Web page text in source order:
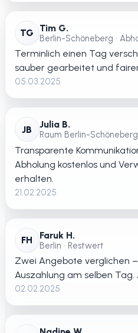
TG Tim G.
Berlin-Schöneberg •
Terminlich einen Tag
sauber gearbeitet und fairer
05.03.2025
JB Julia B.
Raum Berlin-
Transparente
Abholung kostenlos und
erhalten.
21.02.2025
FH Faruk H.
Berlin • Restwert
Zwei Angebote verglichen
Auszahlung am selben Tag.
02.02.2025